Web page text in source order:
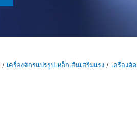
/ เครื่องจักรแปรรูปเหล็กเส้นเสริมแรง / เครื่องดั